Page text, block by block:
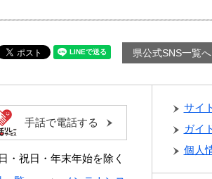
県公式SNS一覧へ
・祝日・年末年始を除く
手話で電話する
サイ
ガイ
個人